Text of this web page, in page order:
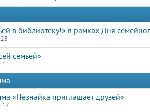
в библиотеку!» в рамках Дня
семьей»
1
«Незнайка приглашает друзей»
17